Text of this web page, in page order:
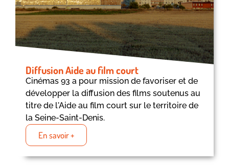
Diffusion Aide au film court
Cinémas 93 a pour mission de favoriser et de
développer la diffusion des films soutenus au
titre de l'Aide au film court sur le territoire de
la Seine-Saint-Denis.
En savoir +